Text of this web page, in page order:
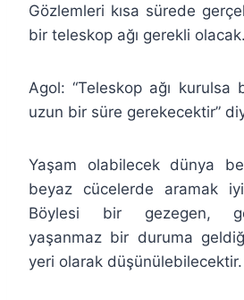
Gözlemleri kısa sürede
bir teleskop ağı gerekli olacak.
Agol: “Teleskop ağı kurulsa
uzun bir süre gerekecektir”
Yaşam olabilecek dünya
beyaz cücelerde aramak
Böylesi bir gezegen,
yaşanmaz bir duruma
yeri olarak düşünülebilecektir.